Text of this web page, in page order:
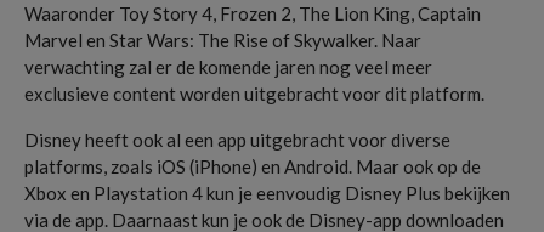
Waaronder Toy Story 4, Frozen 2, The Lion King, Captain
Marvel en Star Wars: The Rise of Skywalker. Naar
verwachting zal er de komende jaren nog veel meer
exclusieve content worden uitgebracht voor dit platform.
Disney heeft ook al een app uitgebracht voor diverse
platforms, zoals iOS (iPhone) en Android. Maar ook op de
Xbox en Playstation 4 kun je eenvoudig Disney Plus bekijken
via de app. Daarnaast kun je ook de Disney-app downloaden